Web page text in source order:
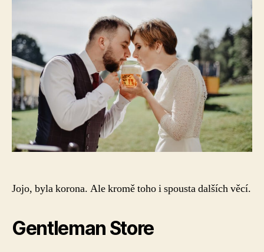
časů
korony
Jojo, byla korona. Ale kromě toho i spousta dalších věcí.
Gentleman Store